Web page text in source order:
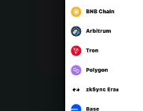
Português (Portugal)
Bahasa Indonesia